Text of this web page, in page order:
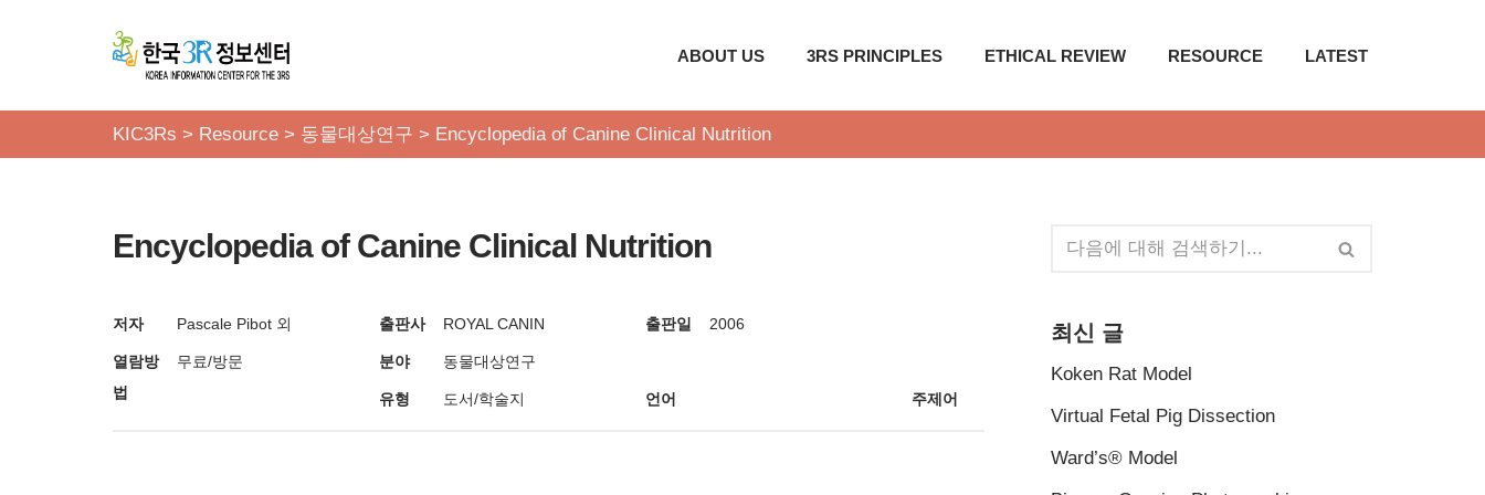
로
ABOUT US 3RS PRINCIPLES ETHICAL REVIEW RESOURCE LATEST
KIC3Rs > Resource > 동물대상연구 > Encyclopedia of Canine Clinical Nutrition
Encyclopedia of Canine Clinical Nutrition
저자 Pascale Pibot 외 출판사 ROYAL CANIN 출판일 2006
열람방
법
무료/방문 분야 동물대상연구
유형 도서/학술지 언어 주제어
최신 글
Koken Rat Model
Virtual Fetal Pig Dissection
Ward’s® Model